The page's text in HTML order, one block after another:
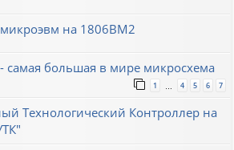
микроэвм на 1806ВМ2
большая в мире микросхема
1 … 4 5 6 7
Технологический Контроллер на